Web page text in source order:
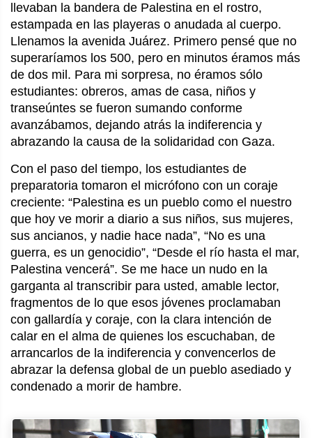
llevaban la bandera de Palestina en el rostro,
estampada en las playeras o anudada al cuerpo.
Llenamos la avenida Juárez. Primero pensé que no
superaríamos los 500, pero en minutos éramos más
de dos mil. Para mi sorpresa, no éramos sólo
estudiantes: obreros, amas de casa, niños y
transeúntes se fueron sumando conforme
avanzábamos, dejando atrás la indiferencia y
abrazando la causa de la solidaridad con Gaza.
Con el paso del tiempo, los estudiantes de
preparatoria tomaron el micrófono con un coraje
creciente: “Palestina es un pueblo como el nuestro
que hoy ve morir a diario a sus niños, sus mujeres,
sus ancianos, y nadie hace nada”, “No es una
guerra, es un genocidio”, “Desde el río hasta el mar,
Palestina vencerá”. Se me hace un nudo en la
garganta al transcribir para usted, amable lector,
fragmentos de lo que esos jóvenes proclamaban
con gallardía y coraje, con la clara intención de
calar en el alma de quienes los escuchaban, de
arrancarlos de la indiferencia y convencerlos de
abrazar la defensa global de un pueblo asediado y
condenado a morir de hambre.